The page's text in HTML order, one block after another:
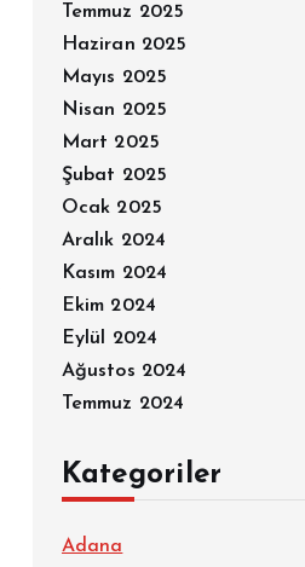
Temmuz 2025
Haziran 2025
Mayıs 2025
Nisan 2025
Mart 2025
Şubat 2025
Ocak 2025
Aralık 2024
Kasım 2024
Ekim 2024
Eylül 2024
Ağustos 2024
Temmuz 2024
Kategoriler
Adana